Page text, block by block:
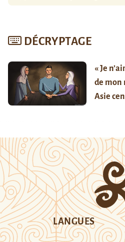
DÉCRYPTAGE
« Je
de mon
Asie
LANGUES